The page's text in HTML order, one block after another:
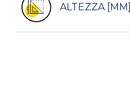
ALTEZZA [MM]